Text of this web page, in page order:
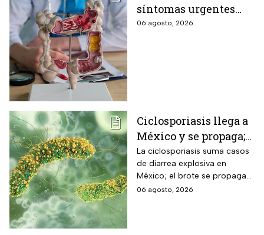
síntomas urgentes
que te advierten que
06 agosto, 2026
Ciclosporiasis llega a
México y se propaga;
activan protocolos
para revisar frutas y
verduras
La ciclosporiasis suma casos
de diarrea explosiva en
México; el brote se propaga
en el territorio nacional
06 agosto, 2026